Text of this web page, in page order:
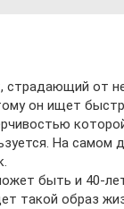
страдающий от
он ищет
На самом
быть и 40-
такой образ